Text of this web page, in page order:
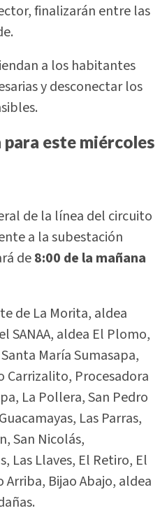
finalizarán entre las
a los habitantes
y desconectar los
este miércoles
de la línea del circuito
a la subestación
de8:00 de la mañana
de La Morita, aldea
SANAA, aldea El Plomo,
María Sumasapa,
Carrizalito, Procesadora
La Pollera, San Pedro
Las Parras,
San Nicolás,
Las Llaves, El Retiro, El
Arriba, Bijao Abajo, aldea